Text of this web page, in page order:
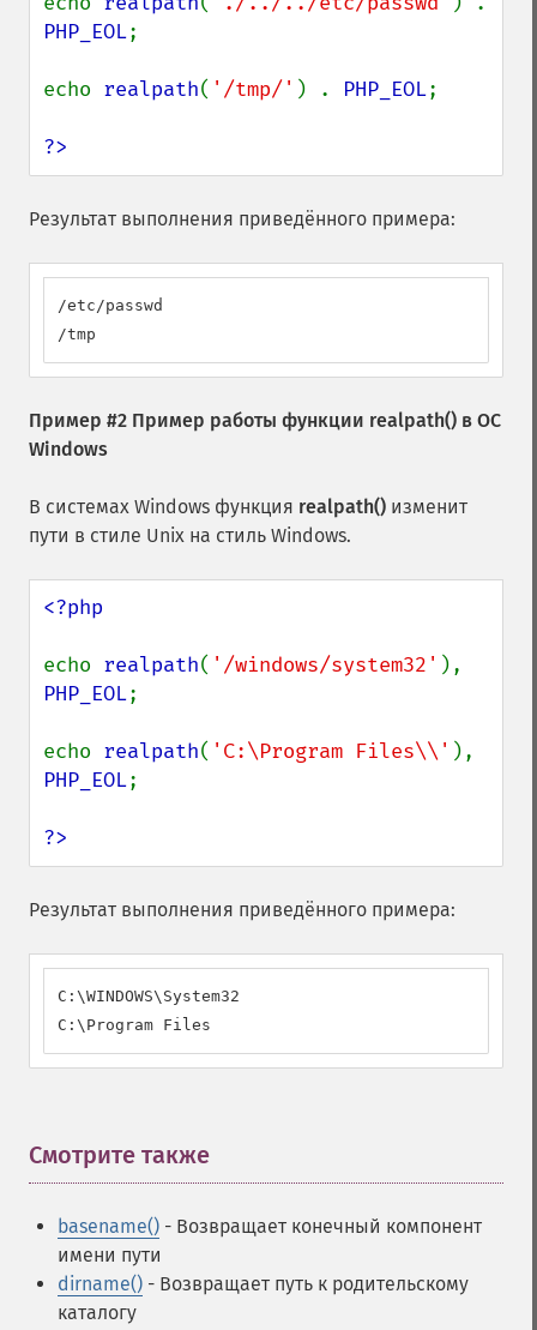
PHP_EOL;
echo realpath( '/tmp/' ) . PHP_EOL;
?>
Результат выполнения приведённого примера:
/etc/passwd
/tmp
Пример #2 Пример работы функции realpath() в ОС
Windows
В системах Windows функция realpath() изменит
пути в стиле Unix на стиль Windows.
<?php
echo realpath( '/windows/system32'
PHP_EOL;
echo realpath( 'C:\Program Files\\'
PHP_EOL;
?>
Результат выполнения приведённого примера:
C:\WINDOWS\System32
C:\Program Files
Смотрите также
basename() - Возвращает конечный компонент
имени пути
dirname() - Возвращает путь к родительскому
каталогу